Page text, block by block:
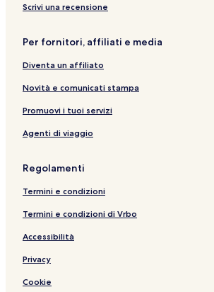
Scrivi una recensione
Per fornitori, affiliati e media
Diventa un affiliato
Novità e comunicati stampa
Promuovi i tuoi servizi
Agenti di viaggio
Regolamenti
Termini e condizioni
Termini e condizioni di Vrbo
Accessibilità
Privacy
Cookie